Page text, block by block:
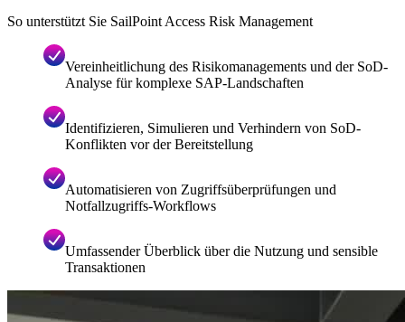
So unterstützt Sie SailPoint Access Risk Management
Vereinheitlichung des Risikomanagements und der SoD-
Analyse für komplexe SAP-Landschaften
Identifizieren, Simulieren und Verhindern von SoD-
Konflikten vor der Bereitstellung
Automatisieren von Zugriffsüberprüfungen und
Notfallzugriffs-Workflows
Umfassender Überblick über die Nutzung und sensible
Transaktionen